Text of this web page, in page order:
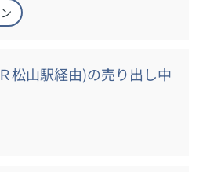
松山駅経由)の売り出し中